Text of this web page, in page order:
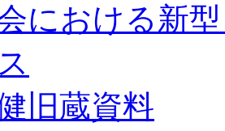
における新
旧蔵資料